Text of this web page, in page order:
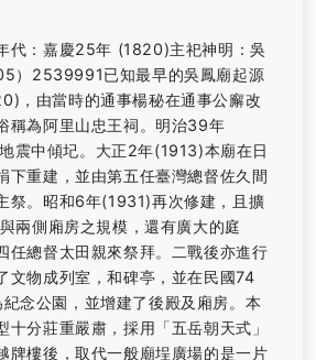
代：嘉慶25年 (1820)主祀神明：吳
2539991已知最早的吳鳳廟起源
，由當時的通事楊秘在通事公廨改
稱為阿里山忠王祠。明治39年
震中傾圮。大正2年(1913)本廟在日
下重建，並由第五任臺灣總督佐久間
祭。昭和6年(1931)再次修建，且擴
兩側廂房之規模，還有廣大的庭
任總督太田親來祭拜。二戰後亦進行
文物成列室，和碑亭，並在民國74
念公園，並增建了後殿及廂房。本
十分莊重嚴肅，採用「五岳朝天式」
牌樓後，取代一般廟埕廣場的是一片